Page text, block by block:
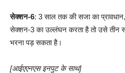
सेक्शन-6: 3 साल तक की सजा का
सेक्शन-3 का उल्लंघन करता है तो उसे तीन
भरना पड़ सकता है।
[आईएएनएस इनपुट के साथ]